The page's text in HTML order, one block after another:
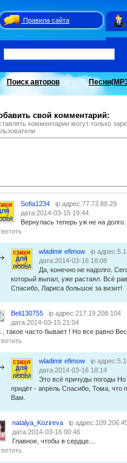
Правила сайта
Поиск авторов
свой комментарий:
комментарии могут только
Sofia1234
ip адрес:77.73.88.29
дата:2014-03-15 19:44
Вернулась теперь уж не на долго.
wladimir efimow
ip
дата:2014-03-16 18:08
Да, конечно не надолго.
который выпал, уже растаял. Всё
Спасибо, Лариса большое за визит!
Beli130755
ip адрес:217.19.208.104
дата:2014-03-15 21:04
, такое часто бывает ! Но все равно
wladimir efimow
ip
дата:2014-03-16 18:14
Это всё причуды погоды
придёт - апрель Спасибо, Тома, что
Вам.
natalya_Kozireva
ip
дата:2014-03-16 00:46
Главное, чтобы в сердце....